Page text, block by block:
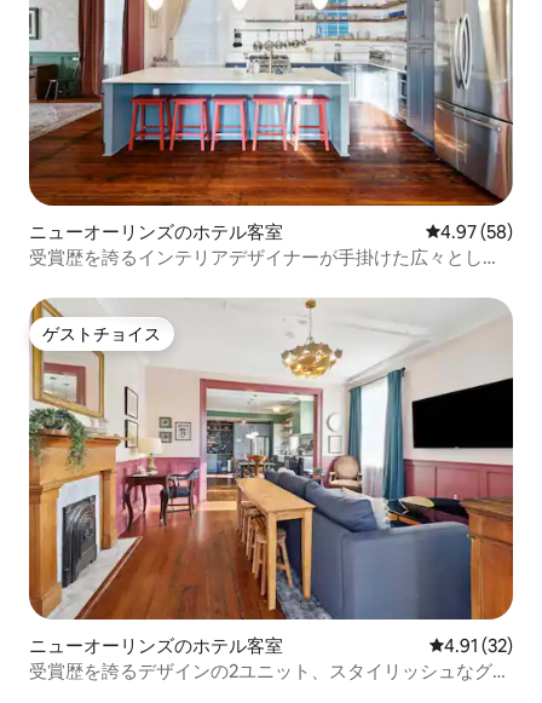
ニューオーリンズのホテル客室 レビュー58
4.97 (58)
受賞歴を誇るインテリアデザイナーが手掛けた広々とした
ゲストチョイス
ゲストチョイス
ニューオーリンズのホテル客室 レビュー32
4.91 (32)
受賞歴を誇るデザインの2ユニット、スタイリッシュなグル